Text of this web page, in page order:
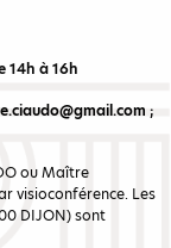
14h à 16h
;
ou Maître
visioconférence. Les
DIJON) sont